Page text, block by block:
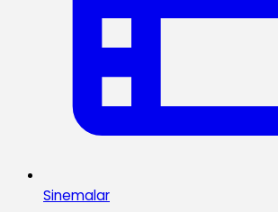
Sinemalar